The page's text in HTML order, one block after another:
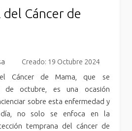
Cáncer de
Creado: 19 Octubre 2024
Cáncer de Mama, que se
de octubre, es una ocasión
sobre esta enfermedad y
no solo se enfoca en la
temprana del cáncer de